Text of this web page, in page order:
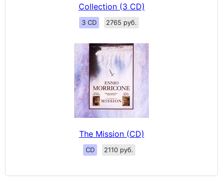
Collection (3 CD)
3 CD 2765 руб.
The Mission (CD)
CD 2110 руб.